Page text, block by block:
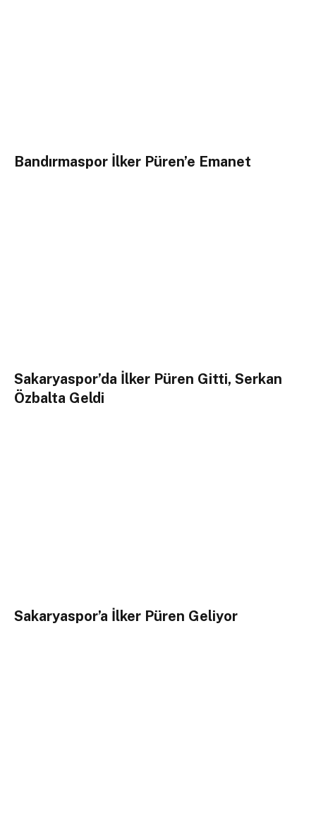
Bandırmaspor İlker Püren’e Emanet
Sakaryaspor’da İlker Püren Gitti, Serkan
Özbalta Geldi
Sakaryaspor’a İlker Püren Geliyor